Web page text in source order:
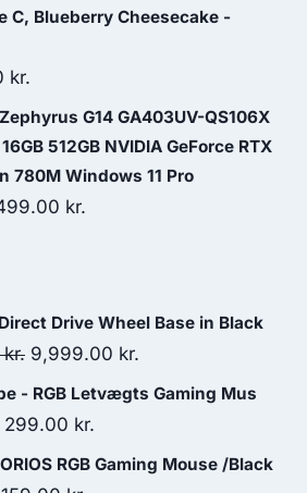
was:
is:
C, Blueberry Cheesecake -
kr..
kr.
price
is:
387.00 kr..
G14 GA403UV-QS106X
512GB NVIDIA GeForce RTX
780M Windows 11 Pro
kr.
Drive Wheel Base in Black
kr. Original
price
was:
9,999.00 kr.
price
- RGB Letvægts Gaming Mus
Original
price
was:
299.00 kr.
price
RGB Gaming Mouse /Black